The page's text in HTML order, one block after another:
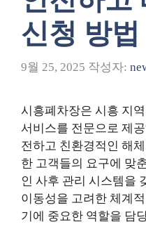
신청 방법
9월 25, 2025 작성자:
시흥폐차장은 시흥 지
서비스를 전문으로 제
전하고 친환경적인 해
한 고객들의 요구에 맞
인 사후 관리 시스템을
이동성을 고려한 체계
기에 중요한 역할을 담